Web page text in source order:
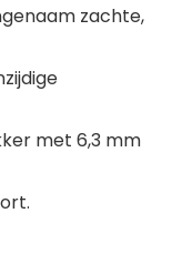
zachte,
met 6,3 mm